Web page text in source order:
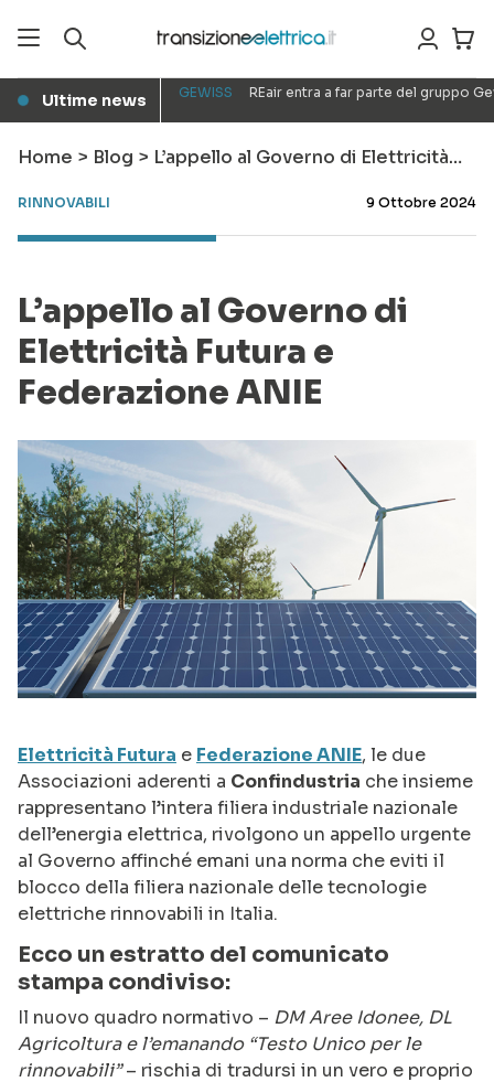
● Ultime news GEWISS REair entra a far parte del gruppo
Home > Blog > L’appello al Governo di Elettricità…
RINNOVABILI 9 Ottobre 2024
L’appello al Governo di
Elettricità Futura e
Federazione ANIE
Elettricità Futura e Federazione ANIE, le due
Associazioni aderenti a Confindustria che insieme
rappresentano l’intera filiera industriale nazionale
dell’energia elettrica, rivolgono un appello urgente
al Governo affinché emani una norma che eviti il
blocco della filiera nazionale delle tecnologie
elettriche rinnovabili in Italia.
Ecco un estratto del comunicato
stampa condiviso:
Il nuovo quadro normativo – DM Aree Idonee, DL
Agricoltura e l’emanando “Testo Unico per le
rinnovabili”– rischia di tradursi in un vero e proprio